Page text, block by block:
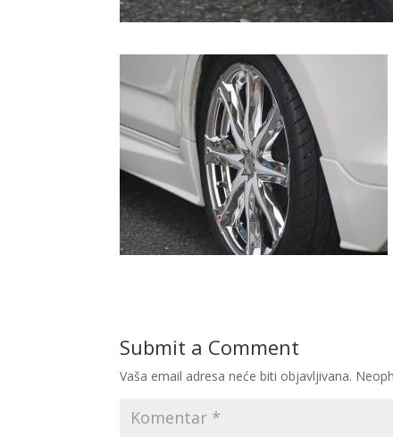
Submit a Comment
Vaša email adresa neće biti objavljivana.